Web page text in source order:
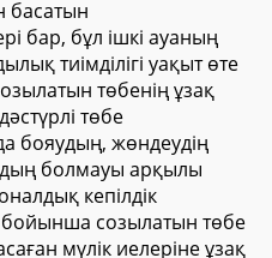
басатын
бар, бұл ішкі ауаның
тиімділігі уақыт өте
төбенің ұзақ
төбе
бояудың, жөндеудің
болмауы арқылы
кепілдік
созылатын төбе
мүлік иелеріне ұзақ